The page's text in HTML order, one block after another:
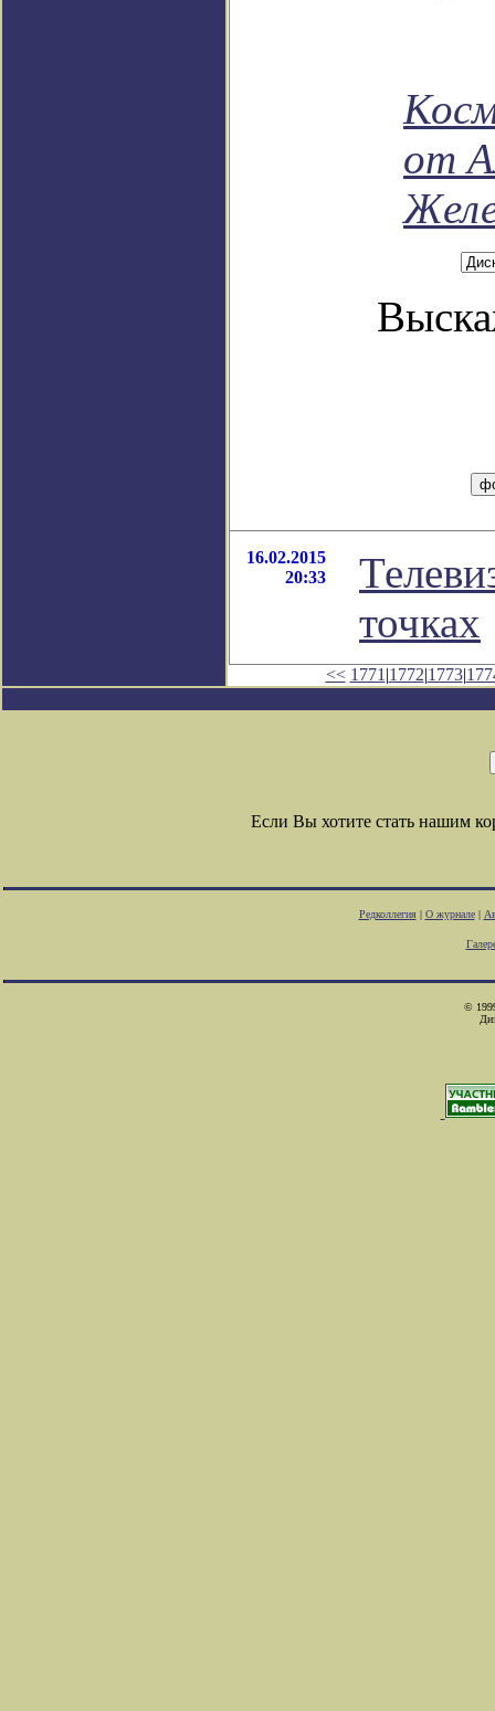
от
16.02.2015
20:33
точках
<< 1771 |1772|1773|
Если Вы хотите стать нашим
Редколлегия| О журнале|
©